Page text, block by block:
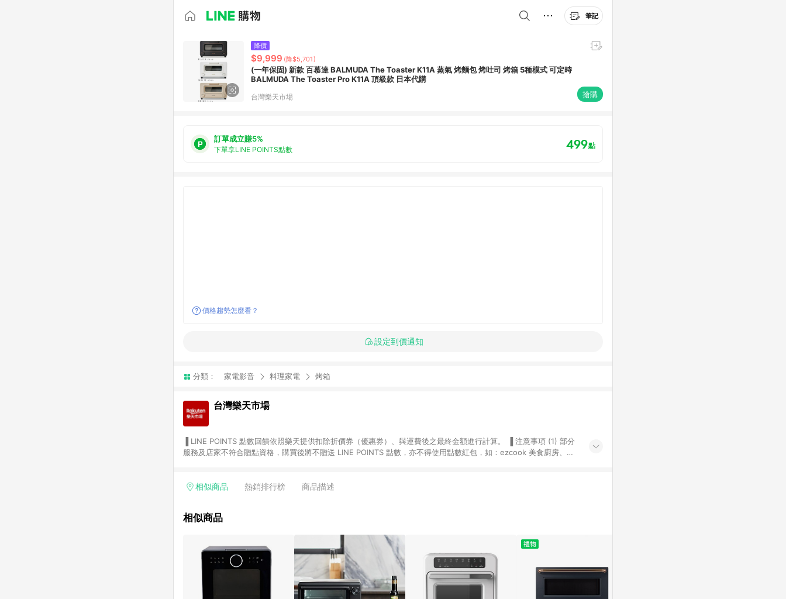
筆記
降價
$9,999 (降$5,701)
(一年保固) 新款 百慕達 BALMUDA The Toaster K11A 蒸氣 烤麵包 烤吐司 烤箱 5種模式 可定時
BALMUDA The Toaster Pro K11A 頂級款 日本代購
台灣樂天市場 搶購
訂單成立賺5%
下單享LINE POINTS點數 499點
價格趨勢怎麼看？
設定到價通知
分類： 家電影音 料理家電 烤箱
台灣樂天市場
服務及店家不符合贈點資格，購買後將不贈送 LINE POINTS 點數，亦不得使用點數紅包，如：ezcook 美食廚房、樂
享有 LINE POINTS 回饋。 (3) 若購買之訂單（包含預購商品）未符合樂天市場 45 天內完成訂單出貨及結帳，則不符
會有時間差，如顯示之商品規格、顏色、價位、贈品與台灣樂天市場銷售網頁不符，以銷售網頁標示為準。 (6) 導購訂
點數回饋或點數回饋有爭議，台灣樂天市場保有更改條款與法律追訴之權利，活動詳情以樂天市場網站公告為準。
相似商品 熱銷排行榜 商品描述
相似商品